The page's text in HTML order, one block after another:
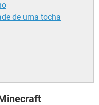
de uma tocha